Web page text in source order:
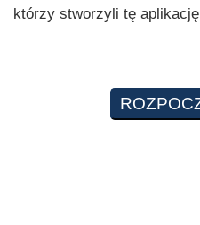
którzy stworzyli tę aplikację